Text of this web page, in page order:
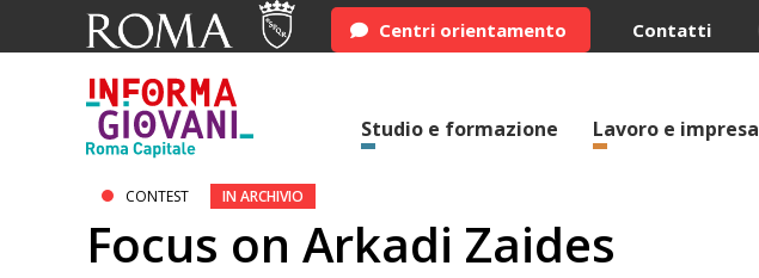
Centri orientamento Contatti
Studio e formazione Lavoro e impresa
CONTEST IN ARCHIVIO
Focus on Arkadi Zaides